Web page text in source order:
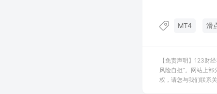
MT4 滑
【免责声明】123财
风险自担”。网站上
权，请您与我们联系